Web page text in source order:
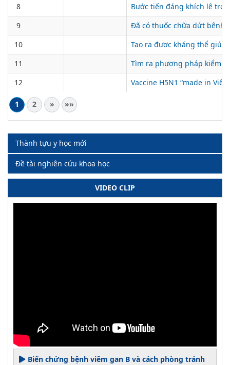
8
Bước tiến đáng khích lệ
9
Đã có thuốc chữa dứt bệnh
10
Tạo ra được kháng thể
11
Tìm ra phương pháp kiểm
12
Vaccine H5N1 “made in
1 2 » »»
Thành tựu y học mới
Đề tài nghiên cứu khoa học
VIDEO CLIP
Biến chứng bệnh viêm gan B và cách phòng tránh